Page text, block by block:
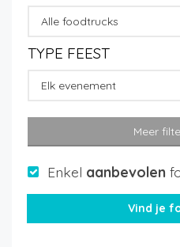
Alle foodtrucks
TYPE FEEST
Elk evenement
Meer
Enkel aanbevolen